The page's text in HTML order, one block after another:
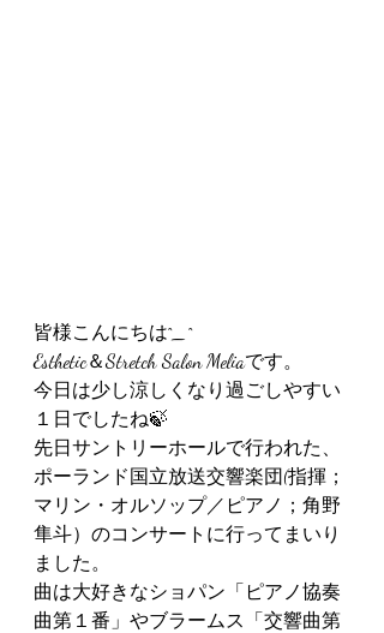
皆様こんにちは^⁠_⁠^
Esthetic＆Stretch Salon Meliaです。
今日は少し涼しくなり過ごしやすい
１日でしたね🍃
先日サントリーホールで行われた、
ポーランド国立放送交響楽団(指揮；
マリン・オルソップ／ピアノ；角野
隼斗）のコンサートに行ってまいり
ました。
曲は大好きなショパン「ピアノ協奏
曲第１番」やブラームス「交響曲第